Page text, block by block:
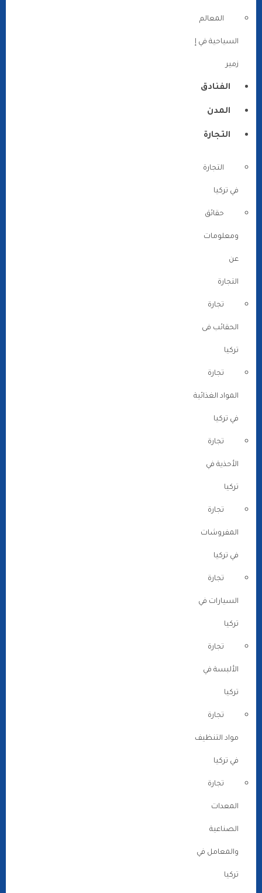
المعالم
السياحية في إ
زمير
الفنادق
المدن
التجارة
التجارة
في تركيا
حقائق
ومعلومات
عن
التجارة
تجارة
الحقائب فى
تركيا
تجارة
المواد الغذائية
في تركيا
تجارة
الأحذية في
تركيا
تجارة
المفروشات
في تركيا
تجارة
السيارات في
تركيا
تجارة
الألبسة في
تركيا
تجارة
مواد التنظيف
في تركيا
تجارة
المعدات
الصناعية
والمعامل في
تركيا